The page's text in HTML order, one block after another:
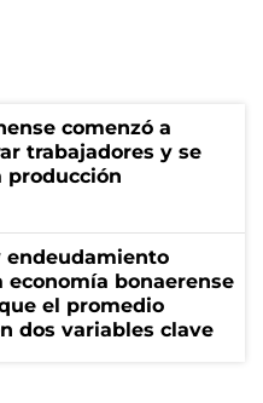
comenzó a
trabajadores y se
producción
endeudamiento
economía bonaerense
el promedio
dos variables clave